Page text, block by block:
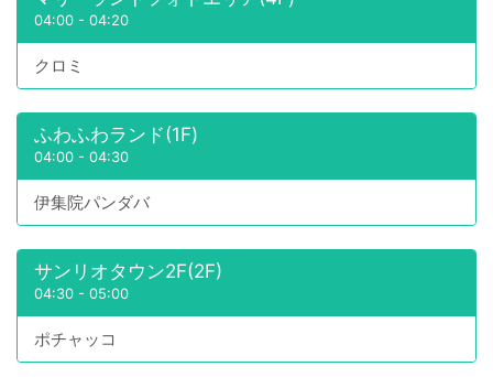
04:00 - 04:20
クロミ
ふわふわランド(1F)
04:00 - 04:30
伊集院パンダバ
サンリオタウン2F(2F)
04:30 - 05:00
ポチャッコ